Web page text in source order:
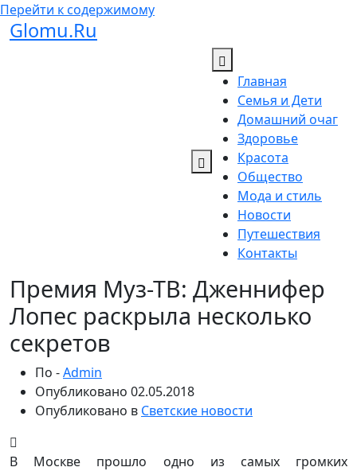
Перейти к содержимому
Glomu.Ru
Главная
Семья и Дети
Домашний очаг
Здоровье
Красота
Общество
Мода и стиль
Новости
Путешествия
Контакты
Премия Муз-ТВ: Дженнифер
Лопес раскрыла несколько
секретов
По -Admin
Опубликовано 02.05.2018
Опубликовано в Светские новости
В Москве прошло одно из самых громких